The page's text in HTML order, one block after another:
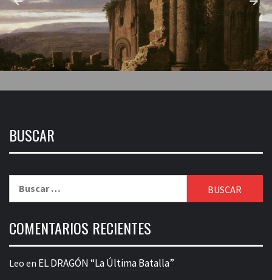
BUSCAR
COMENTARIOS RECIENTES
Leo en EL DRAGÓN “La Última Batalla”